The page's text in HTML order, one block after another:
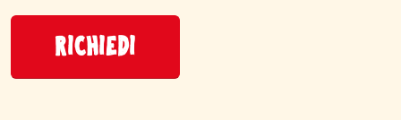
RICHIEDI